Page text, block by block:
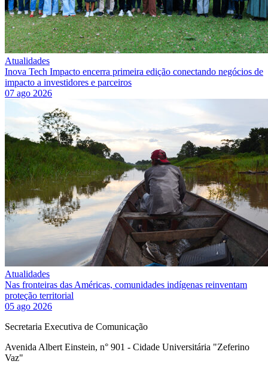
Atualidades
Inova Tech Impacto encerra primeira edição conectando negócios de
impacto a investidores e parceiros
07 ago 2026
Atualidades
Nas fronteiras das Américas, comunidades indígenas reinventam
proteção territorial
05 ago 2026
Secretaria Executiva de Comunicação
Avenida Albert Einstein, n° 901 - Cidade Universitária "Zeferino
Vaz"